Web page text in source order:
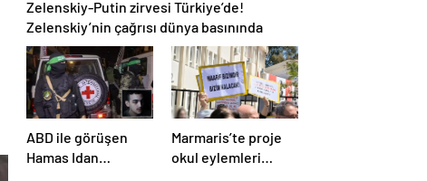
Zelenskiy-Putin zirvesi Türkiye’de!
Zelenskiy’nin çağrısı dünya basınında
ABD ile görüşen
Hamas Idan
Marmaris’te proje
okul eylemleri